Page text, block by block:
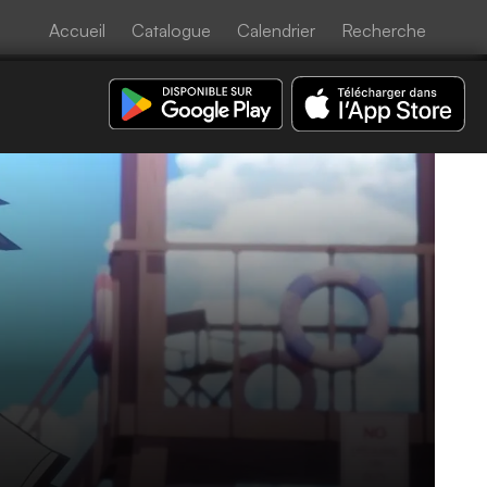
Accueil Catalogue Calendrier Recherche